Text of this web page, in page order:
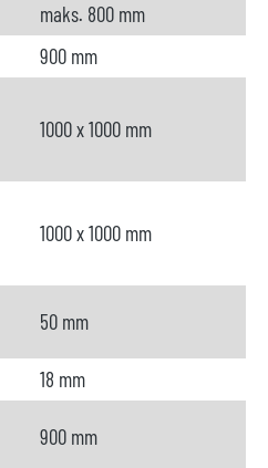
maks. 800 mm
900 mm
1000 x 1000 mm
1000 x 1000 mm
50 mm
18 mm
900 mm